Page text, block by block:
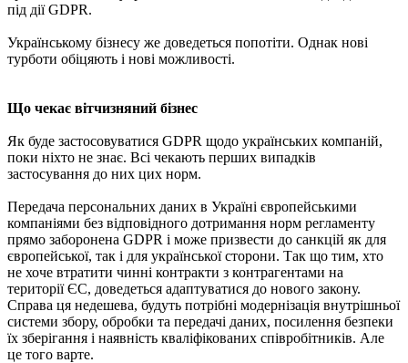
під дії GDPR.
Українському бізнесу же доведеться попотіти. Однак нові
турботи обіцяють і нові можливості.
Що чекає вітчизняний бізнес
Як буде застосовуватися GDPR щодо українських компаній,
поки ніхто не знає. Всі чекають перших випадків
застосування до них цих норм.
Передача персональних даних в Україні європейськими
компаніями без відповідного дотримання норм регламенту
прямо заборонена GDPR і може призвести до санкцій як для
європейської, так і для української сторони. Так що тим, хто
не хоче втратити чинні контракти з контрагентами на
території ЄС, доведеться адаптуватися до нового закону.
Справа ця недешева, будуть потрібні модернізація внутрішньої
системи збору, обробки та передачі даних, посилення безпеки
їх зберігання і наявність кваліфікованих співробітників. Але
це того варте.